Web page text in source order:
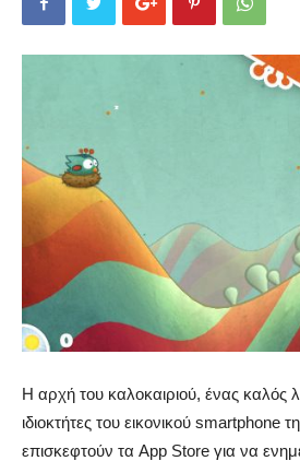
Η αρχή του καλοκαιριού, ένας καλός
ιδιοκτήτες του εικονικού smartphone
επισκεφτούν τα App Store για να